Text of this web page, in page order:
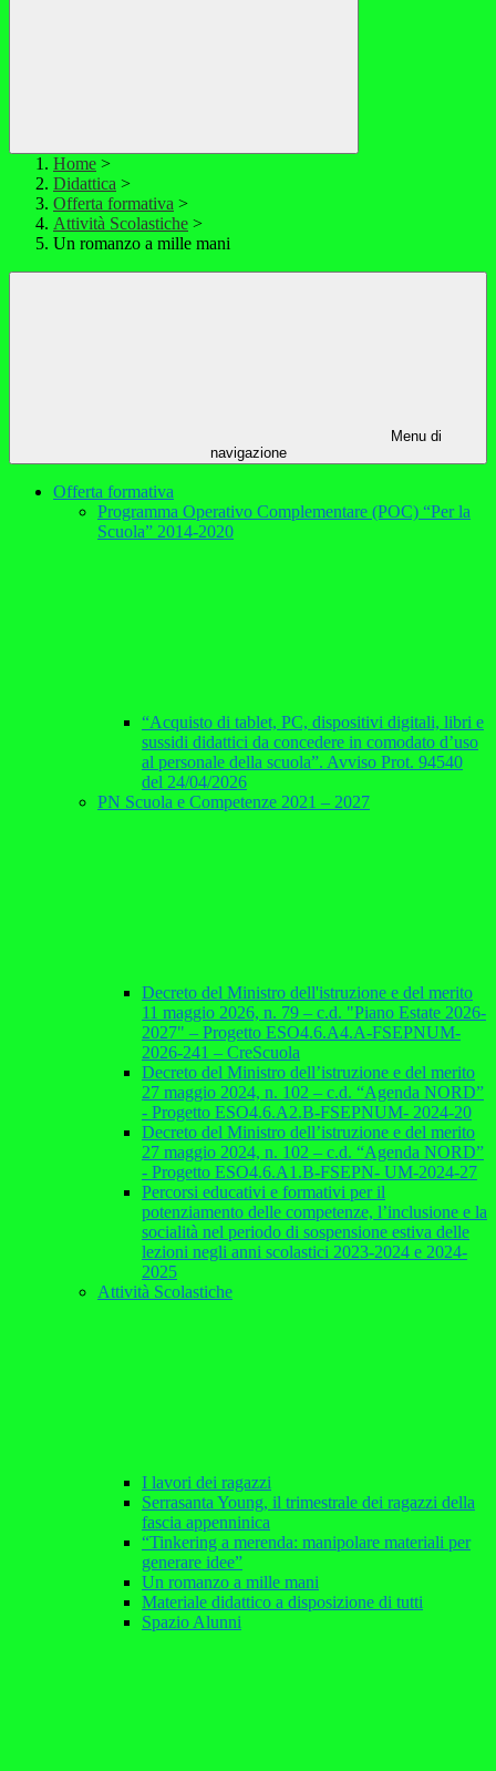
Home >
Didattica >
Offerta formativa >
Attività Scolastiche >
Un romanzo a mille mani
Menu di
navigazione
Offerta formativa
Programma Operativo Complementare (POC) “Per la
Scuola” 2014-2020
“Acquisto di tablet, PC, dispositivi digitali, libri e
sussidi didattici da concedere in comodato d’uso
al personale della scuola”. Avviso Prot. 94540
del 24/04/2026
PN Scuola e Competenze 2021 – 2027
Decreto del Ministro dell'istruzione e del merito
11 maggio 2026, n. 79 – c.d. "Piano Estate 2026-
2027" – Progetto ESO4.6.A4.A-FSEPNUM-
2026-241 – CreScuola
Decreto del Ministro dell’istruzione e del merito
27 maggio 2024, n. 102 – c.d. “Agenda NORD”
- Progetto ESO4.6.A2.B-FSEPNUM- 2024-20
Decreto del Ministro dell’istruzione e del merito
27 maggio 2024, n. 102 – c.d. “Agenda NORD”
- Progetto ESO4.6.A1.B-FSEPN- UM-2024-27
Percorsi educativi e formativi per il
potenziamento delle competenze, l’inclusione e la
socialità nel periodo di sospensione estiva delle
lezioni negli anni scolastici 2023-2024 e 2024-
2025
Attività Scolastiche
I lavori dei ragazzi
Serrasanta Young, il trimestrale dei ragazzi della
fascia appenninica
“Tinkering a merenda: manipolare materiali per
generare idee”
Un romanzo a mille mani
Materiale didattico a disposizione di tutti
Spazio Alunni